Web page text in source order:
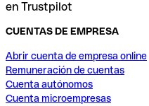
en Trustpilot
CUENTAS DE EMPRESA
Abrir cuenta de empresa online
Remuneración de cuentas
Cuenta autónomos
Cuenta microempresas